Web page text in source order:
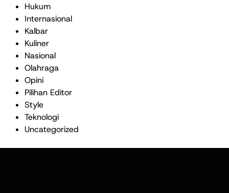
Hukum
Internasional
Kalbar
Kuliner
Nasional
Olahraga
Opini
Pilihan Editor
Style
Teknologi
Uncategorized